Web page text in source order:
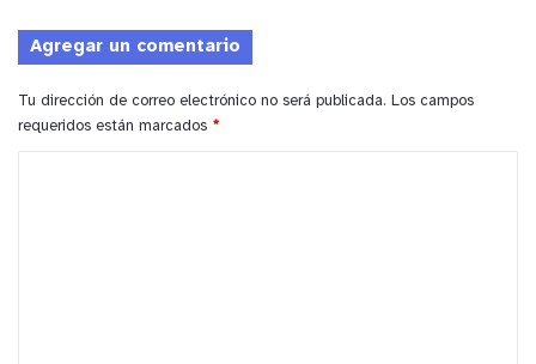
Agregar un comentario
Tu dirección de correo electrónico no será publicada. Los campos
requeridos están marcados *